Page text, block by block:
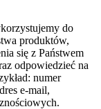
do
produktów,
się z Państwem
odpowiedzieć na
numer
e-mail,